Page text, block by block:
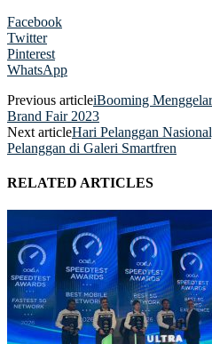
Facebook
Twitter
Pinterest
WhatsApp
Previous articleiBooming
Brand Fair 2023
Next articleHari Pelanggan
Pelanggan di Galeri Smartfren
RELATED ARTICLES